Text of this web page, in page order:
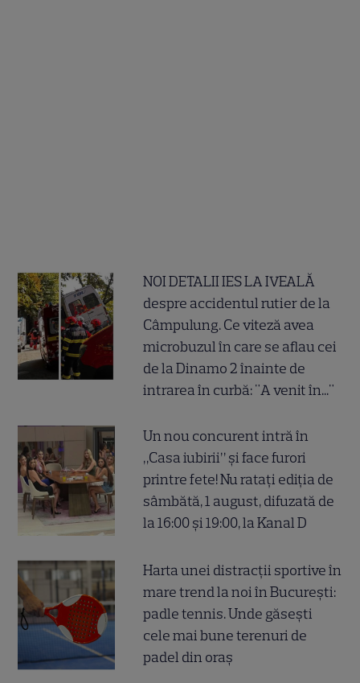
NOI DETALII IES LA IVEALĂ
despre accidentul rutier de la
Câmpulung. Ce viteză avea
microbuzul în care se aflau cei
de la Dinamo 2 înainte de
intrarea în curbă: "A venit în..."
Un nou concurent intră în
„Casa iubirii” și face furori
printre fete! Nu ratați ediția de
sâmbătă, 1 august, difuzată de
la 16:00 și 19:00, la Kanal D
Harta unei distracții sportive în
mare trend la noi în București:
padle tennis. Unde găsești
cele mai bune terenuri de
padel din oraș